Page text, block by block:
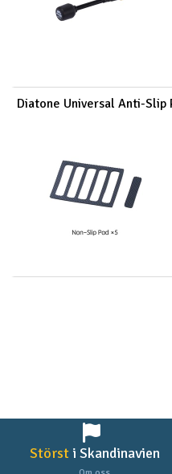
Diatone Universal Anti-Slip
Störsti Skandinavien